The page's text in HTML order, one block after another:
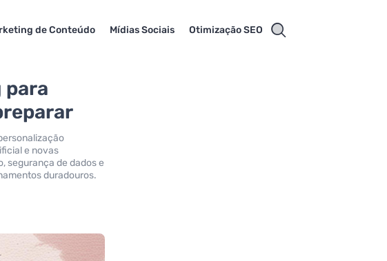
de Conteúdo Mídias Sociais Otimização SEO
para
e novas
segurança de dados e
duradouros.